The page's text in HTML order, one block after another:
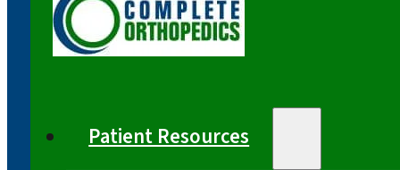
Patient Resources